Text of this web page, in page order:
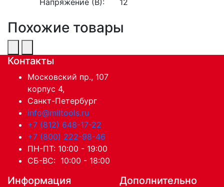
Похожие товары
Контакты
Московский пр., 107
корпус 4,
Санкт-Петербург
info@miltools.ru
+7 (812) 648-17-22
+7 (800) 222-98-46
ПН-ПТ: 10:00 - 19:00
СБ-ВС: 10:00 - 18:00
Информация Дополнительно